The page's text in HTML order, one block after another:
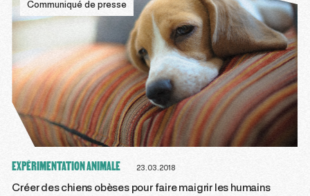
Communiqué de presse
EXPÉRIMENTATION ANIMALE 23.03.2018
Créer des chiens obèses pour faire maigrir les humains